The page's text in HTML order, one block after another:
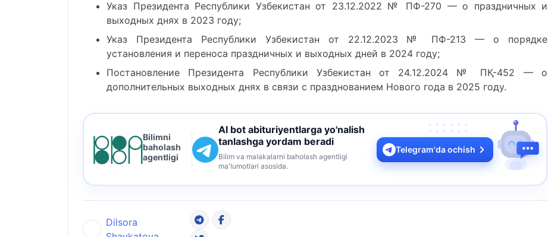
Указ Президента Республики Узбекистан от 23.12.2022 № ПФ-270 — о праздничных и
выходных днях в 2023 году;
Указ Президента Республики Узбекистан от 22.12.2023 № ПФ-213 — о порядке
установления и переноса праздничных и выходных дней в 2024 году;
Постановление Президента Республики Узбекистан от 24.12.2024 № ПҚ-452 — о
дополнительных выходных днях в связи с празднованием Нового года в 2025 году.
Bilimni
baholash
agentligi
AI bot abituriyentlarga yo'nalish
tanlashga yordam beradi
Bilim va malakalarni baholash agentligi
ma'lumotlari asosida.
Telegram'da ochish
Dilsora